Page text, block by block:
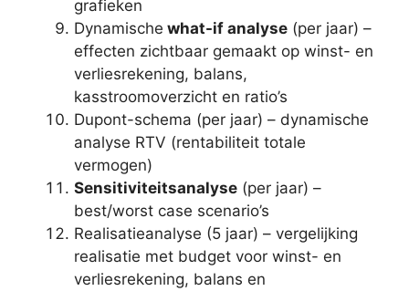
grafieken
Dynamische what-if analyse (per jaar) –
effecten zichtbaar gemaakt op winst- en
verliesrekening, balans,
kasstroomoverzicht en ratio’s
Dupont-schema (per jaar) – dynamische
analyse RTV (rentabiliteit totale
vermogen)
Sensitiviteitsanalyse (per jaar) –
best/worst case scenario’s
Realisatieanalyse (5 jaar) – vergelijking
realisatie met budget voor winst- en
verliesrekening, balans en